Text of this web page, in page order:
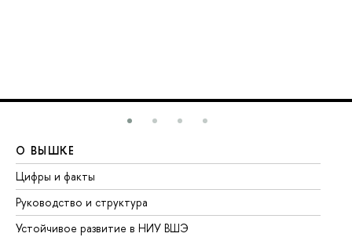
О ВЫШКЕ
Цифры и факты
Руководство и структура
Устойчивое развитие в НИУ ВШЭ